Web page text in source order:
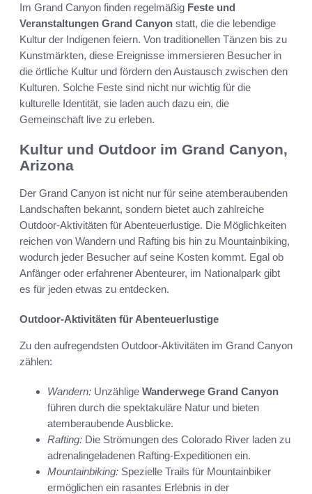
Im Grand Canyon finden regelmäßig Feste und
Veranstaltungen Grand Canyon statt, die die lebendige
Kultur der Indigenen feiern. Von traditionellen Tänzen bis zu
Kunstmärkten, diese Ereignisse immersieren Besucher in
die örtliche Kultur und fördern den Austausch zwischen den
Kulturen. Solche Feste sind nicht nur wichtig für die
kulturelle Identität, sie laden auch dazu ein, die
Gemeinschaft live zu erleben.
Kultur und Outdoor im Grand Canyon,
Arizona
Der Grand Canyon ist nicht nur für seine atemberaubenden
Landschaften bekannt, sondern bietet auch zahlreiche
Outdoor-Aktivitäten für Abenteuerlustige. Die Möglichkeiten
reichen von Wandern und Rafting bis hin zu Mountainbiking,
wodurch jeder Besucher auf seine Kosten kommt. Egal ob
Anfänger oder erfahrener Abenteurer, im Nationalpark gibt
es für jeden etwas zu entdecken.
Outdoor-Aktivitäten für Abenteuerlustige
Zu den aufregendsten Outdoor-Aktivitäten im Grand Canyon
zählen:
Wandern: Unzählige Wanderwege Grand Canyon
führen durch die spektakuläre Natur und bieten
atemberaubende Ausblicke.
Rafting: Die Strömungen des Colorado River laden zu
adrenalingeladenen Rafting-Expeditionen ein.
Mountainbiking: Spezielle Trails für Mountainbiker
ermöglichen ein rasantes Erlebnis in der